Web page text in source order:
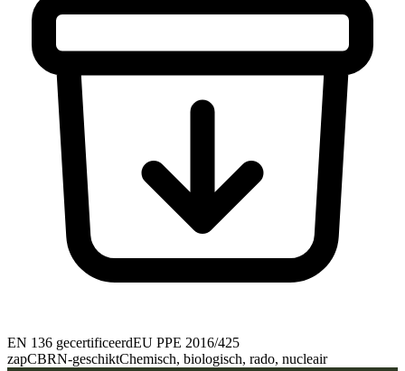
EN 136 gecertificeerdEU PPE 2016/425
zapCBRN-geschiktChemisch, biologisch, rado, nucleair